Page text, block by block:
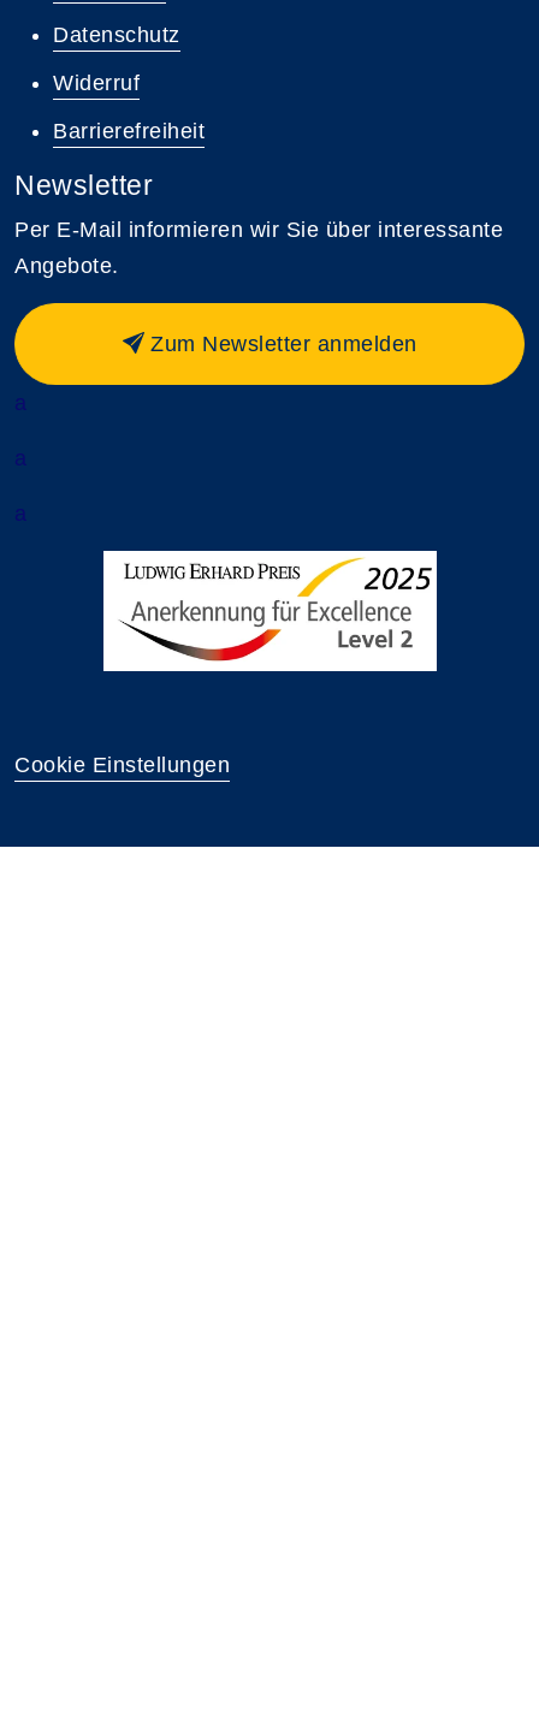
Datenschutz
Widerruf
Barrierefreiheit
Newsletter
Per E-Mail informieren wir Sie über interessante
Angebote.
Zum Newsletter anmelden
a
a
a
Cookie Einstellungen